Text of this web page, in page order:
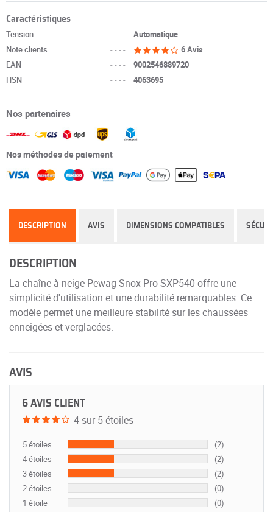
Caractéristiques
Tension ----
Automatique
Note clients
----
6 Avis
EAN
----
9002546889720
HSN
---- 4063695
Nos partenaires
Nos méthodes de paiement
DESCRIPTION AVIS DIMENSIONS COMPATIBLES
DESCRIPTION
La chaîne à neige Pewag Snox Pro SXP540 offre une
simplicité d'utilisation et une durabilité remarquables. Ce
modèle permet une meilleure stabilité sur les chaussées
enneigées et verglacées.
AVIS
6 AVIS CLIENT
4 sur 5 étoiles
5 étoiles
(2)
4 étoiles
(2)
3 étoiles
(2)
2 étoiles
(0)
1 étoile
(0)